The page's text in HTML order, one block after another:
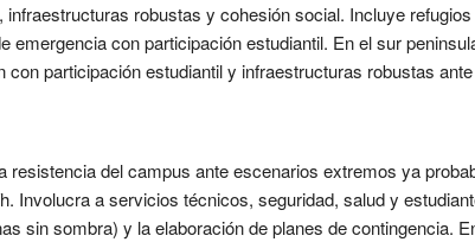
infraestructuras robustas y cohesión social. Incluye
emergencia con participación estudiantil. En el sur
con participación estudiantil y infraestructuras robustas
resistencia del campus ante escenarios extremos ya
Involucra a servicios técnicos, seguridad, salud y
sin sombra) y la elaboración de planes de contingencia.